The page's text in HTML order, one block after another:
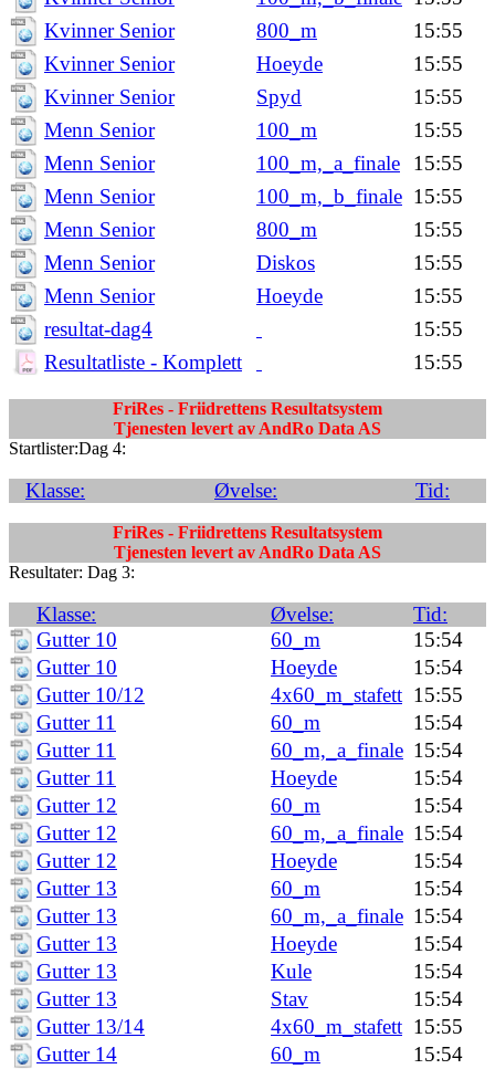
Kvinner Senior
800_m
15:55
Kvinner Senior
Hoeyde
15:55
Kvinner Senior
Spyd
15:55
Menn Senior
100_m
15:55
Menn Senior
100_m,_a_finale
15:55
Menn Senior
100_m,_b_finale 15:55
Menn Senior
800_m
15:55
Menn Senior
Diskos
15:55
Menn Senior
Hoeyde
15:55
resultat-dag4
15:55
Resultatliste - Komplett
15:55
FriRes - Friidrettens Resultatsystem
Tjenesten levert av AndRo Data AS
Startlister:Dag 4:
Klasse: Øvelse: Tid:
FriRes - Friidrettens Resultatsystem
Tjenesten levert av AndRo Data AS
Resultater: Dag 3:
Klasse: Øvelse:
Tid:
Gutter 10
60_m
15:54
Gutter 10
Hoeyde
15:54
Gutter 10/12
4x60_m_stafett 15:55
Gutter 11
60_m
15:54
Gutter 11
60_m,_a_finale 15:54
Gutter 11
Hoeyde
15:54
Gutter 12
60_m
15:54
Gutter 12
60_m,_a_finale 15:54
Gutter 12
Hoeyde
15:54
Gutter 13
60_m
15:54
Gutter 13
60_m,_a_finale 15:54
Gutter 13
Hoeyde
15:54
Gutter 13
Kule
15:54
Gutter 13
Stav
15:54
Gutter 13/14
4x60_m_stafett 15:55
Gutter 14
60_m
15:54